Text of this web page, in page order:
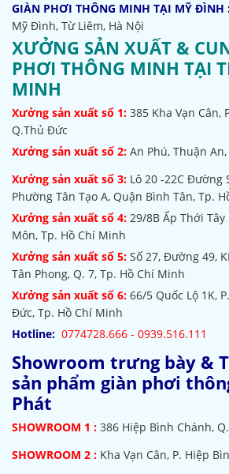
GIÀN PHƠI THÔNG MINH TẠI MỸ ĐÌNH
Mỹ Đình, Từ Liêm, Hà Nội
XƯỞNG SẢN XUẤT &
PHƠI THÔNG MINH TẠI
MINH
Xưởng sản xuất số 1: 385 Kha Vạn Cân,
Q.Thủ Đức
Xưởng sản xuất số 2: An Phú, Thuận
Xưởng sản xuất số 3: Lô 20 -22C Đường
Phường Tân Tạo A, Quận Bình Tân, Tp.
Xưởng sản xuất số 4: 29/8B Ấp Thới Tây
Môn, Tp. Hồ Chí Minh
Xưởng sản xuất số 5: Số 27, Đường 49,
Tân Phong, Q. 7, Tp. Hồ Chí Minh
Xưởng sản xuất số 6: 66/5 Quốc Lộ 1K,
Đức, Tp. Hồ Chí Minh
Hotline: 0774728.666 - 0939.516.111
Showroom trưng bày &
sản phẩm giàn phơi
Phát
SHOWROOM 1 : 386 Hiệp Bình Chánh,
SHOWROOM 2 : Kha Vạn Cân, P. Hiệp